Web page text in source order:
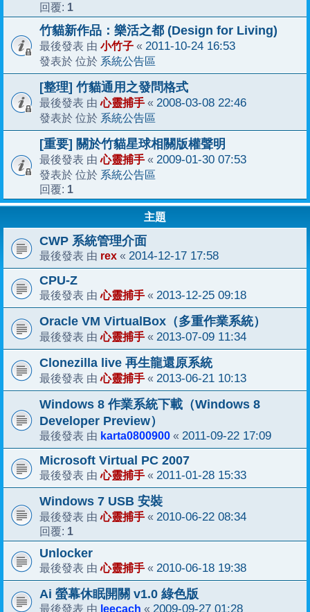
回覆: 1
竹貓新作品：樂活之都 (Design for Living)
最後發表 由 小竹子 « 2011-10-24 16:53
發表於 位於 系統公告區
[整理] 竹貓通用之發問格式
最後發表 由心靈捕手 « 2008-03-08 22:46
發表於 位於 系統公告區
[重要] 關於竹貓星球相關版權聲明
最後發表 由心靈捕手 « 2009-01-30 07:53
發表於 位於 系統公告區
回覆: 1
主題
CWP 系統管理介面
最後發表 由 rex « 2014-12-17 17:58
CPU-Z
最後發表 由心靈捕手 « 2013-12-25 09:18
Oracle VM VirtualBox（多重作業系統）
最後發表 由心靈捕手 « 2013-07-09 11:34
Clonezilla live 再生龍還原系統
最後發表 由心靈捕手 « 2013-06-21 10:13
Windows 8 作業系統下載（Windows 8
Developer Preview）
最後發表 由 karta0800900 « 2011-09-22 17:09
Microsoft Virtual PC 2007
最後發表 由心靈捕手 « 2011-01-28 15:33
Windows 7 USB 安裝
最後發表 由心靈捕手 « 2010-06-22 08:34
回覆: 1
Unlocker
最後發表 由心靈捕手 « 2010-06-18 19:38
Ai 螢幕休眠開關 v1.0 綠色版
最後發表 由 leecach « 2009-09-27 01:28